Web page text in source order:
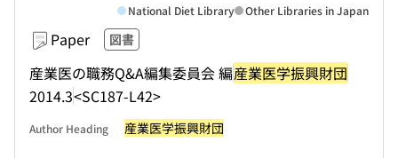
Paper 図書
産業医の職務Q&A編集委員会 編産業医学振興財団
2014.3<SC187-L42>
National Diet Library Other Libraries in Japan
Author Heading 産業医学振興財団